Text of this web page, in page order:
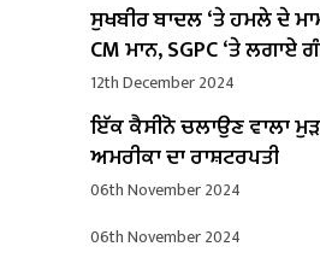
ਸੁਖਬੀਰ ਬਾਦਲ ‘ਤੇ ਹਮਲੇ ਦੇ
CM ਮਾਨ, SGPC ‘ਤੇ ਲਗਾਏ
12th December 2024
ਇੱਕ ਕੈਸੀਨੋ ਚਲਾਉਣ ਵਾਲਾ
ਅਮਰੀਕਾ ਦਾ ਰਾਸ਼ਟਰਪਤੀ
06th November 2024
06th November 2024